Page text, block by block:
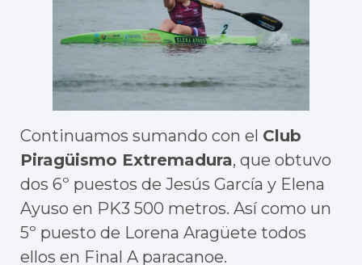
Continuamos sumando con el Club
Piragüismo Extremadura, que obtuvo
dos 6º puestos de Jesús García y Elena
Ayuso en PK3 500 metros. Así como un
5º puesto de Lorena Aragüete todos
ellos en Final A paracanoe.